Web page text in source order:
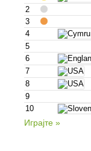
2
3
4
5
6
7
8
9
10
Играјте »